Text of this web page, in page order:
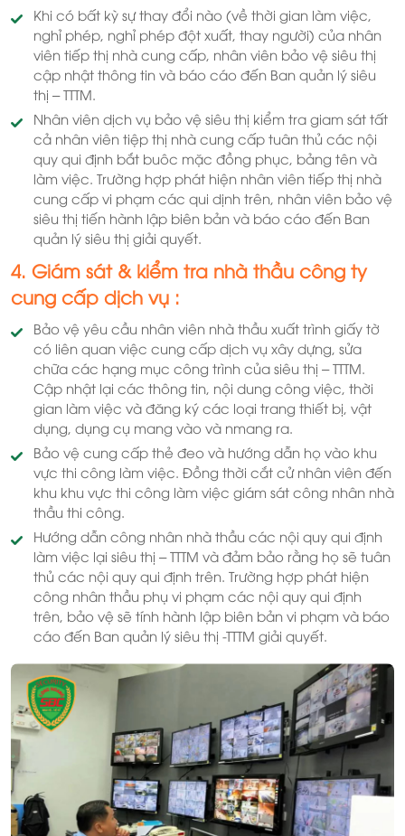
Khi có bất kỳ sự thay đổi nào (về thời gian làm việc,
nghỉ phép, nghỉ phép đột xuất, thay người) của nhân
viên tiếp thị nhà cung cấp, nhân viên bảo vệ siêu thị
cập nhật thông tin và báo cáo đến Ban quản lý siêu
thị – TTTM.
Nhân viên dịch vụ bảo vệ siêu thị kiểm tra giam sát tất
cả nhân viên tiệp thị nhà cung cấp tuân thủ các nội
quy qui định bắt buôc mặc đồng phục, bảng tên và
làm việc. Trường hợp phát hiện nhân viên tiếp thị nhà
cung cấp vi phạm các qui dịnh trên, nhân viên bảo vệ
siêu thị tiến hành lập biên bản và báo cáo đến Ban
quản lý siêu thị giải quyết.
4. Giám sát & kiểm tra nhà thầu công ty
cung cấp dịch vụ :
Bảo vệ yêu cầu nhân viên nhà thầu xuất trình giấy tờ
có liên quan việc cung cấp dịch vụ xây dựng, sửa
chữa các hạng mục công trình của siêu thị – TTTM.
Cập nhật lại các thông tin, nội dung công việc, thời
gian làm việc và đăng ký các loại trang thiết bị, vật
dụng, dụng cụ mang vào và nmang ra.
Bảo vệ cung cấp thẻ đeo và hướng dẫn họ vào khu
vực thi công làm việc. Đồng thời cắt cử nhân viên đến
khu khu vực thi công làm việc giám sát công nhân nhà
thầu thi công.
Hướng dẫn công nhân nhà thầu các nội quy qui định
làm việc lại siêu thị – TTTM và đảm bảo rằng họ sẽ tuân
thủ các nội quy qui định trên. Trường hợp phát hiện
công nhân thầu phụ vi phạm các nội quy qui định
trên, bảo vệ sẽ tính hành lập biên bản vi phạm và báo
cáo đến Ban quản lý siêu thị -TTTM giải quyết.